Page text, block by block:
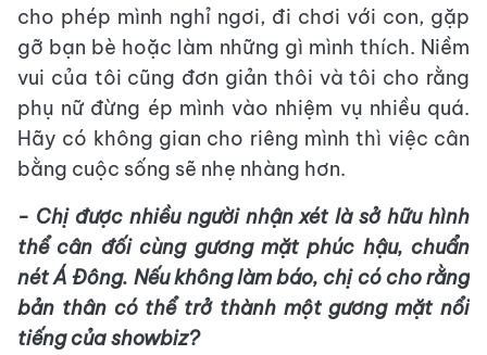
cho phép mình nghỉ ngơi, đi chơi với con, gặp
gỡ bạn bè hoặc làm những gì mình thích. Niềm
vui của tôi cũng đơn giản thôi và tôi cho rằng
phụ nữ đừng ép mình vào nhiệm vụ nhiều quá.
Hãy có không gian cho riêng mình thì việc cân
bằng cuộc sống sẽ nhẹ nhàng hơn.
- Chị được nhiều người nhận xét là sở hữu hình
thể cân đối cùng gương mặt phúc hậu, chuẩn
nét Á Đông. Nếu không làm báo, chị có cho rằng
bản thân có thể trở thành một gương mặt nổi
tiếng của showbiz?